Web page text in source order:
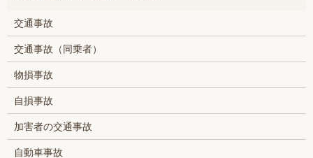
交通事故
交通事故（同乗者）
物損事故
自損事故
加害者の交通事故
自動車事故